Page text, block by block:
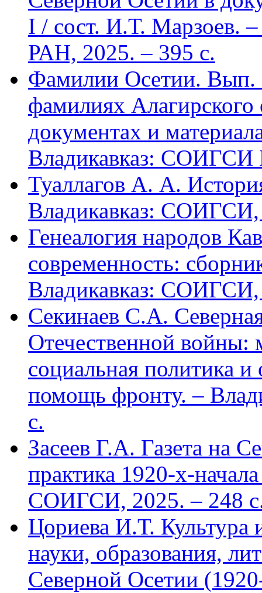
I / сост. И.Т. Марзоев.
РАН, 2025. – 395 с.
Фамилии Осетии. Вып.
фамилиях
документах и
Владикавказ:
Туаллагов А. А.
Владикавказ: СОИГСИ,
Генеалогия народов
современность:
Владикавказ: СОИГСИ,
Секинаев С.А.
Отечественной войны:
социальная политика
помощь фронту. –
с.
Засеев Г.А. Газета на
практика 1920-х-
СОИГСИ, 2025. – 248
Цориева И.Т. Культура
науки, образования,
Северной Осетии